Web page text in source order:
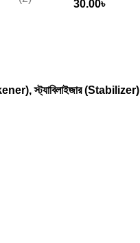
30.00৳
স্ট্যাবিলাইজার (Stabilizer)